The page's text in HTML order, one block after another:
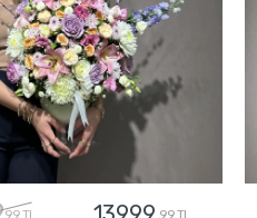
,99 TL ,99 TL